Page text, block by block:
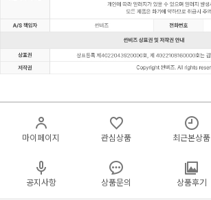
마이페이지 관심상품 최근본상품
공지사항 상품문의 상품후기